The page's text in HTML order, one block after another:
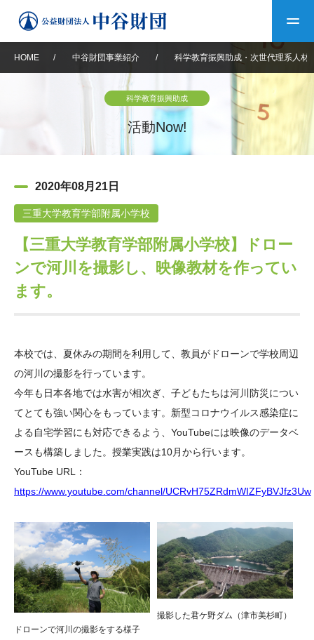
中谷財団について
設立趣意書 財団概要
沿革 40年史デジタルブック
中谷財団40年史
年報一覧
中谷財団事業紹介 中谷賞
神戸賞 長期大型研究助成
研究助成
ム
科学教育振興助成・
次世代理系人材育成プ
ログラム助成
中谷財団動画紹介
その他情報
その他情報
アクセス よくあるご質問
サイトマップ 中谷財団アーカイブ
日本語 English マイページ
HOME / 中谷財団事業紹介 / 科学教育振興助成・次世代理系人材
科学教育振興助成
活動Now!
2020年08月21日
三重大学教育学部附属小学校
【三重大学教育学部附属小学校】ドロー
ンで河川を撮影し、映像教材を作ってい
ます。
本校では、夏休みの期間を利用して、教員がドローンで学校周辺
の河川の撮影を行っています。
今年も日本各地では水害が相次ぎ、子どもたちは河川防災につい
てとても強い関心をもっています。新型コロナウイルス感染症に
よる自宅学習にも対応できるよう、YouTubeには映像のデータベ
ースも構築しました。授業実践は10月から行います。
YouTube URL：
https://www.youtube.com/channel/UCRvH75ZRdmWIZFyBVJfz3Uw
ドローンで河川の撮影をする様子
撮影した君ケ野ダム（津市美杉町）